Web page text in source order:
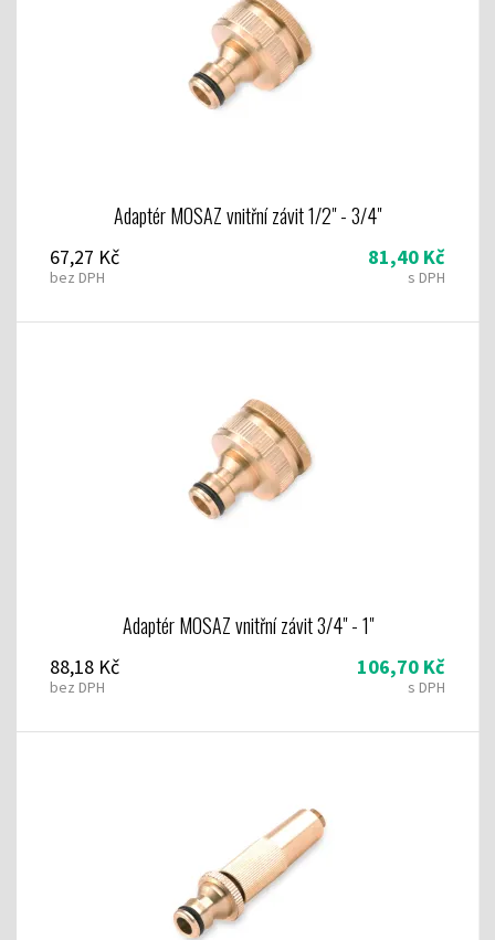
Adaptér MOSAZ vnitřní závit 1/2" - 3/4"
67,27 Kč
bez DPH
81,40 Kč
s DPH
Adaptér MOSAZ vnitřní závit 3/4" - 1"
88,18 Kč
bez DPH
106,70 Kč
s DPH